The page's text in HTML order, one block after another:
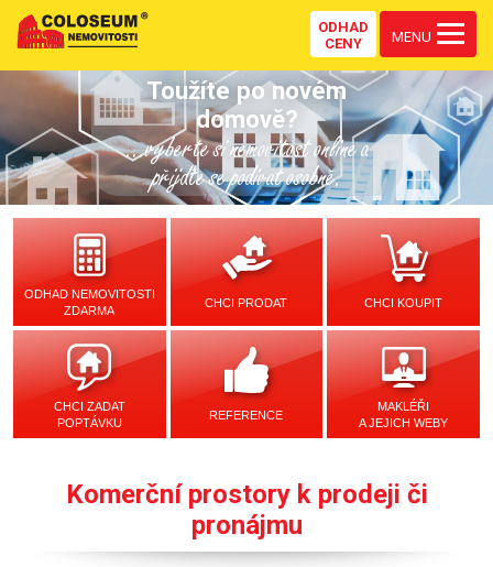
ODHAD
CENY
MENU
Toužíte po novém
domově?
...vyberte si nemovitost online a
přijďte se podívat osobně.
ODHAD NEMOVITOSTI
ZDARMA
CHCI PRODAT CHCI KOUPIT
CHCI ZADAT
POPTÁVKU
REFERENCE
MAKLÉŘI
A JEJICH WEBY
Komerční prostory k prodeji či
pronájmu